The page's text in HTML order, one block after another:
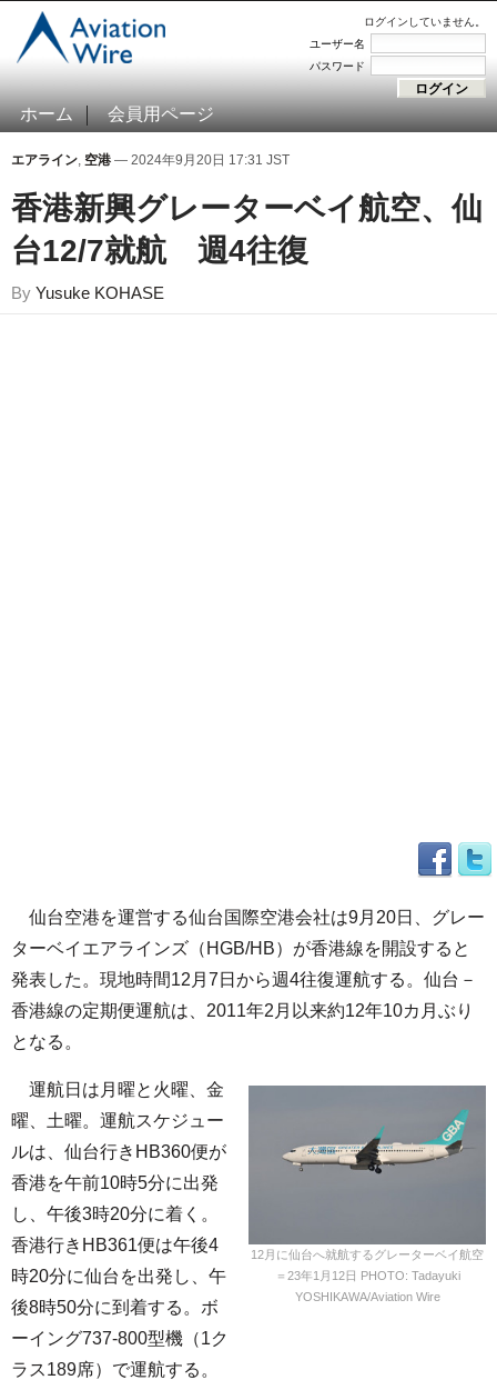
ログインしていません。
ユーザー名
パスワード
ホーム 会員用ページ
エアライン, 空港 — 2024年9月20日 17:31 JST
香港新興グレーターベイ航空、仙
台12/7就航 週4往復
By Yusuke KOHASE
仙台空港を運営する仙台国際空港会社は9月20日、グレー
ターベイエアラインズ（HGB/HB）が香港線を開設すると
発表した。現地時間12月7日から週4往復運航する。仙台－
香港線の定期便運航は、2011年2月以来約12年10カ月ぶり
となる。
12月に仙台へ就航するグレーターベイ航空
＝23年1月12日 PHOTO: Tadayuki
YOSHIKAWA/Aviation Wire
運航日は月曜と火曜、金
曜、土曜。運航スケジュー
ルは、仙台行きHB360便が
香港を午前10時5分に出発
し、午後3時20分に着く。
香港行きHB361便は午後4
時20分に仙台を出発し、午
後8時50分に到着する。ボ
ーイング737-800型機（1ク
ラス189席）で運航する。